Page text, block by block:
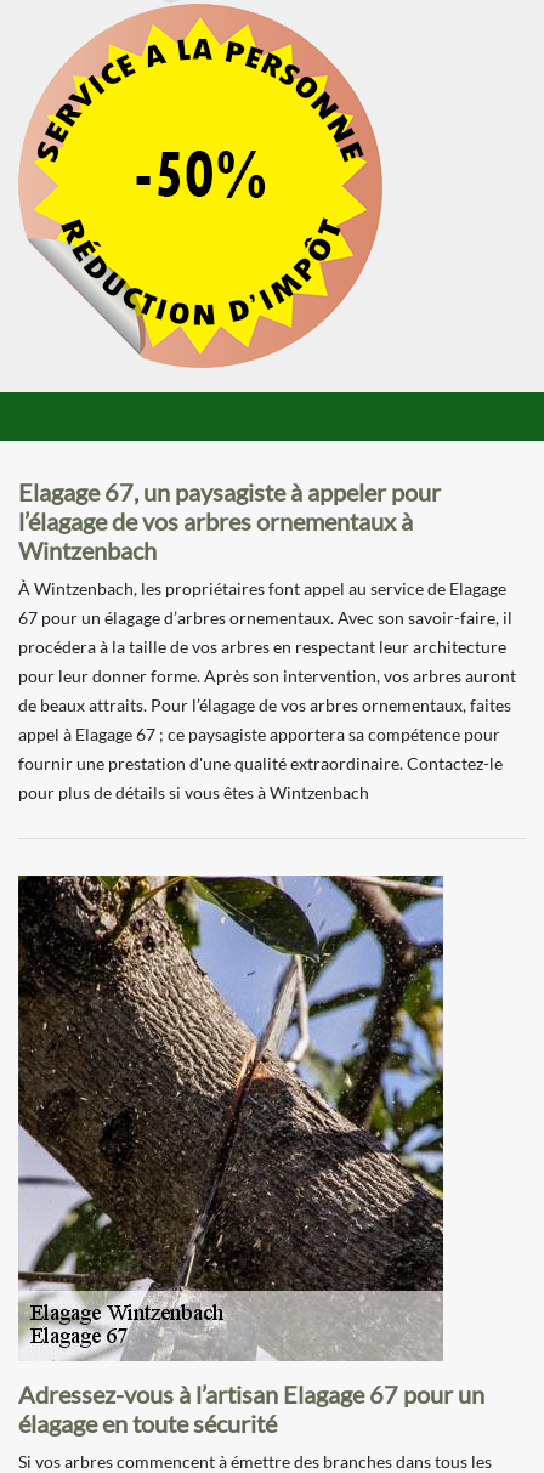
Elagage 67, un paysagiste à appeler pour
l’élagage de vos arbres ornementaux à
Wintzenbach
À Wintzenbach, les propriétaires font appel au service de Elagage
67 pour un élagage d’arbres ornementaux. Avec son savoir-faire, il
procédera à la taille de vos arbres en respectant leur architecture
pour leur donner forme. Après son intervention, vos arbres auront
de beaux attraits. Pour l’élagage de vos arbres ornementaux, faites
appel à Elagage 67 ; ce paysagiste apportera sa compétence pour
fournir une prestation d'une qualité extraordinaire. Contactez-le
pour plus de détails si vous êtes à Wintzenbach
Adressez-vous à l’artisan Elagage 67 pour un
élagage en toute sécurité
Si vos arbres commencent à émettre des branches dans tous les